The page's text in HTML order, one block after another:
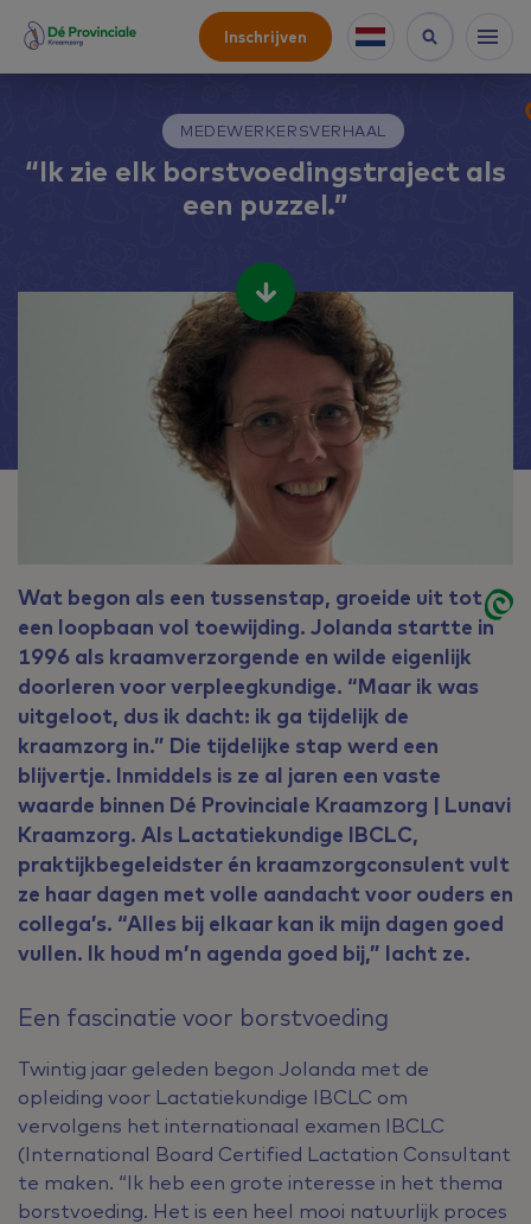
Inschrijven
MEDEWERKERSVERHAAL
“Ik zie elk borstvoedingstraject als
een puzzel.”
Wat begon als een tussenstap, groeide uit tot
een loopbaan vol toewijding. Jolanda startte in
1996 als kraamverzorgende en wilde eigenlijk
doorleren voor verpleegkundige. “Maar ik was
uitgeloot, dus ik dacht: ik ga tijdelijk de
kraamzorg in.” Die tijdelijke stap werd een
blijvertje. Inmiddels is ze al jaren een vaste
waarde binnen Dé Provinciale Kraamzorg | Lunavi
Kraamzorg. Als Lactatiekundige IBCLC,
praktijkbegeleidster én kraamzorgconsulent vult
ze haar dagen met volle aandacht voor ouders en
collega’s. “Alles bij elkaar kan ik mijn dagen goed
vullen. Ik houd m’n agenda goed bij,” lacht ze.
Een fascinatie voor borstvoeding
Twintig jaar geleden begon Jolanda met de
opleiding voor Lactatiekundige IBCLC om
vervolgens het internationaal examen IBCLC
(International Board Certified Lactation Consultant
te maken. “Ik heb een grote interesse in het thema
borstvoeding. Het is een heel mooi natuurlijk proces